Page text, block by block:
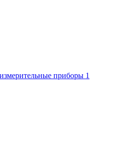
приборы 1